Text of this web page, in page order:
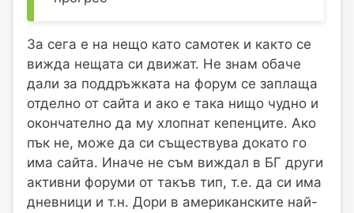
За сега е на нещо като самотек и както се
вижда нещата си движат. Не знам обаче
дали за поддръжката на форум се заплаща
отделно от сайта и ако е така нищо чудно и
окончателно да му хлопнат кепенците. Ако
пък не, може да си съществува докато го
има сайта. Иначе не съм виждал в БГ други
активни форуми от такъв тип, т.е. да си има
дневници и т.н. Дори в американските най-